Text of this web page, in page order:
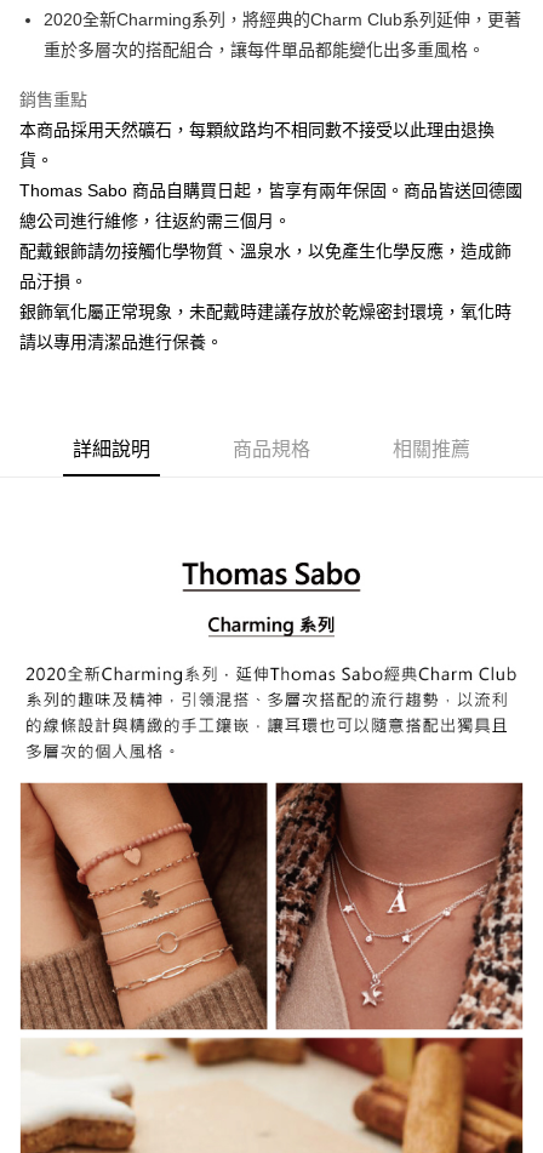
ATM付款
黑貓宅急便
2020全新Charming系列，將經典的Charm Club系列延伸，更著
重於多層次的搭配組合，讓每件單品都能變化出多重風格。
銷售重點
本商品採用天然礦石，每顆紋路均不相同數不接受以此理由退換
貨。
Thomas Sabo 商品自購買日起，皆享有兩年保固。商品皆送回德國
總公司進行維修，往返約需三個月。
配戴銀飾請勿接觸化學物質、溫泉水，以免產生化學反應，造成飾
品汙損。
銀飾氧化屬正常現象，未配戴時建議存放於乾燥密封環境，氧化時
請以專用清潔品進行保養。
詳細說明 商品規格 相關推薦